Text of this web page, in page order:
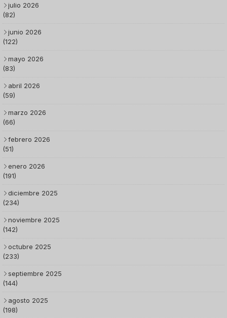
julio 2026
(82)
junio 2026
(122)
mayo 2026
(83)
abril 2026
(59)
marzo 2026
(66)
febrero 2026
(51)
enero 2026
(191)
diciembre 2025
(234)
noviembre 2025
(142)
octubre 2025
(233)
septiembre 2025
(144)
agosto 2025
(198)